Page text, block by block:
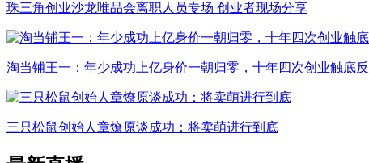
珠三角创业沙龙唯品会离职人员专场 创业者现场分享
淘当铺王一：年少成功上亿身价一朝归零，十年四次创业触底
三只松鼠创始人章燎原谈成功：将卖萌进行到底